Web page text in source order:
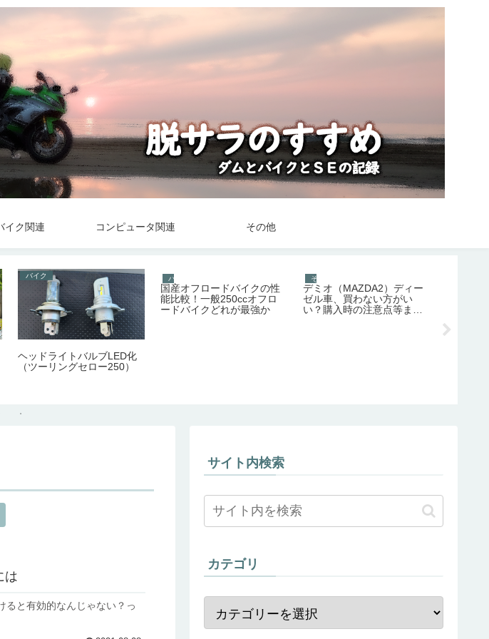
イク関連 コンピュータ関連 その他
バイク
ヘッドライトバルブLED化
（ツーリングセロー250）
バイク
国産オフロードバイクの性
能比較！一般250ccオフロ
ードバイクどれが最強か
その他
デミオ（MAZDA2）ディー
ゼル車、買わない方がい
い？購入時の注意点等まと
は
ると有効的なんじゃない？っ
サイト内検索
カテゴリ